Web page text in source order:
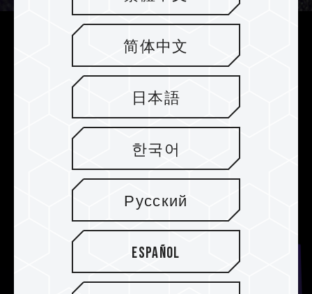
Solución de controlador
preestablecido para una selección
Usa el chip controlador PHISON PS5021-E21T y
está emparejado con chips de almacenamiento
3D TLC NAND. Al preestablecer la solución del
controlador PHISON, se asegura un SSD de la
más alta estabilidad y calidad.
简体中文
日本語
한국어
Русский
Español